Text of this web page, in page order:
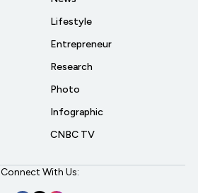
Lifestyle
Entrepreneur
Research
Photo
Infographic
CNBC TV
Connect With Us: